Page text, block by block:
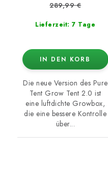
Lieferzeit: 7 Tage
289,99 €
IN DEN KORB
Die neue Version des Pure
Tent Grow Tent 2.0 ist
eine luftdichte Growbox,
die eine bessere Kontrolle
über...